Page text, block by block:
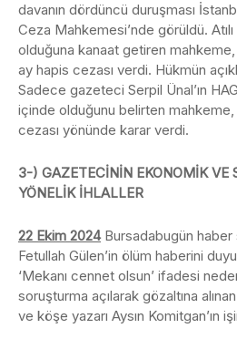
davanın dördüncü duruşması
Ceza Mahkemesi’nde görüldü.
olduğuna kanaat getiren
ay hapis cezası verdi. Hükmün
Sadece gazeteci Serpil Ünal’ın
içinde olduğunu belirten
cezası yönünde karar verdi.
3-) GAZETECİNİN EKONOMİK VE
YÖNELİK İHLALLER
22 Ekim 2024 Bursadabugün haber
Fetullah Gülen’in ölüm haberini
‘Mekanı cennet olsun’ ifadesi
soruşturma açılarak gözaltına
ve köşe yazarı Aysın Komitgan’ın